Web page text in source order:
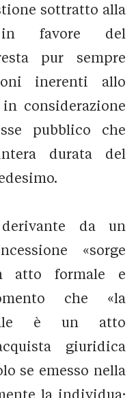
sottratto alla
favore del
pur sempre
inerenti allo
considerazione
pubblico che
durata del
da un
«sorge
atto formale e
che «la
è un atto
giuridica
se emesso nella
la individua;